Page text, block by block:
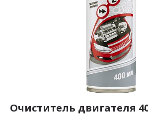
Очиститель двигателя